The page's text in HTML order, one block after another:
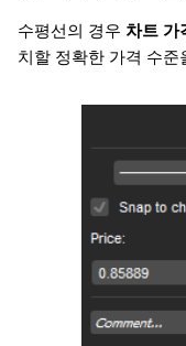
수평선의 경우 차트 가
치할 정확한 가격 수준